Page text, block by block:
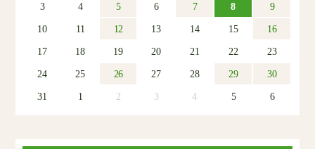
3
4 5 6 7 8
9
10
11 12 13 14 15
16
17
18 19 20 21 22
23
24
25 26 27 28 29
30
31
1 2 3 4 5 6